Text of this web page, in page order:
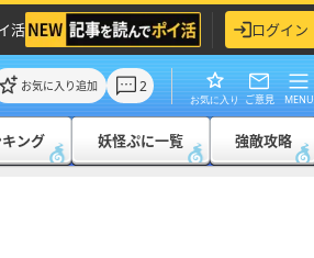
活 ログイン
お気に入り追加 2
お気に入り ご意見 MENU
ング 妖怪ぷに一覧 強敵攻略